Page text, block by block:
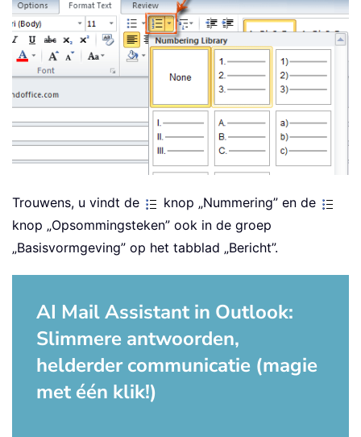
Trouwens, u vindt de
knop „Nummering” en de
knop „Opsommingsteken” ook in de groep
„Basisvormgeving” op het tabblad „Bericht”.
AI Mail Assistant in Outlook:
Slimmere antwoorden,
helderder communicatie (magie
met één klik!)